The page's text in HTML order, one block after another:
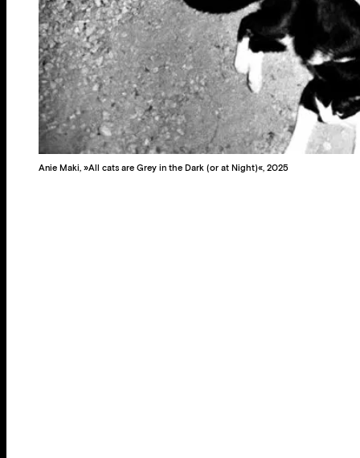
Anie Maki, »All cats are Grey in the Dark (or at Night)«, 2025